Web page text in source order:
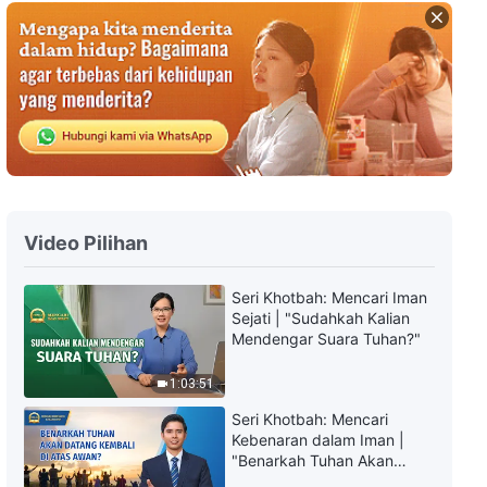
2:38
Film Rohani "Kebahagiaan Yang
Lama Dinanti" Trailer Resmi
Film Rohani "Integritas Tidak
Akan Pernah Padam" Trailer
3:33
3:24
Film Rohani "Pengangkatan
Dalam Bahaya" Trailer Resmi
Video Pilihan
1:03:51
Seri Khotbah: Mencari Iman
Sejati | "Sudahkah Kalian
Mendengar Suara Tuhan?"
Seri Khotbah: Mencari
Kebenaran dalam Iman |
"Benarkah Tuhan Akan